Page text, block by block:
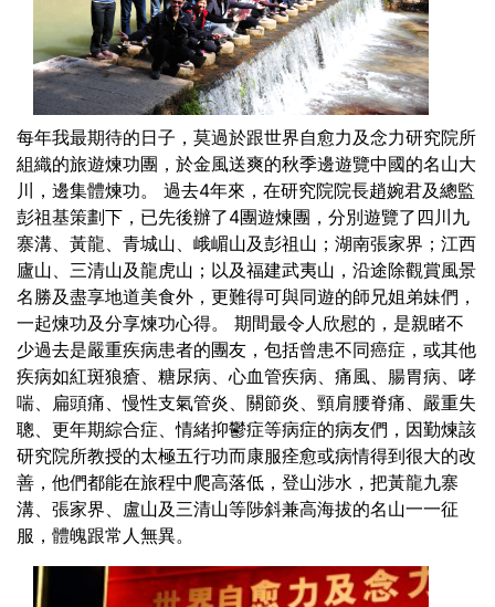
每年我最期待的日子，莫過於跟世界自愈力及念力研究院所
組織的旅遊煉功團，於金風送爽的秋季邊遊覽中國的名山大
川，邊集體煉功。
過去4年來，在研究院院長趙婉君及總監
彭祖基策劃下，已先後辦了4團遊煉團，分別遊覽了四川九
寨溝、黃龍、青城山、峨嵋山及彭祖山；湖南張家界；江西
廬山、三清山及龍虎山；以及福建武夷山，沿途除觀賞風景
名勝及盡享地道美食外，更難得可與同遊的師兄姐弟妹們，
一起煉功及分享煉功心得。
期間最令人欣慰的，是親睹不
少過去是嚴重疾病患者的團友，包括曾患不同癌症，或其他
疾病如紅斑狼瘡、糖尿病、心血管疾病、痛風、腸胃病、哮
喘、扁頭痛、慢性支氣管炎、關節炎、頸肩腰脊痛、嚴重失
聰、更年期綜合症、情緒抑鬱症等病症的病友們，因勤煉該
研究院所教授的太極五行功而康服痊愈或病情得到很大的改
善，他們都能在旅程中爬高落低，登山涉水，把黃龍九寨
溝、張家界、盧山及三清山等陟斜兼高海拔的名山一一征
服，體魄跟常人無異。